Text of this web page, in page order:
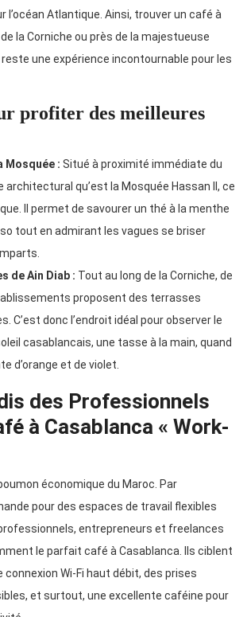
l’océan Atlantique. Ainsi, trouver un café à
la Corniche ou près de la majestueuse
reste une expérience incontournable pour les
profiter des meilleures
Mosquée : Situé à proximité immédiate du
architectural qu’est la Mosquée Hassan II, ce
Il permet de savourer un thé à la menthe
tout en admirant les vagues se briser
de Ain Diab : Tout au long de la Corniche, de
proposent des terrasses
C’est donc l’endroit idéal pour observer le
casablancais, une tasse à la main, quand
d’orange et de violet.
des Professionnels
à Casablanca « Work-
économique du Maroc. Par
pour des espaces de travail flexibles
entrepreneurs et freelances
le parfait café à Casablanca. Ils ciblent
connexion Wi-Fi haut débit, des prises
et surtout, une excellente caféine pour